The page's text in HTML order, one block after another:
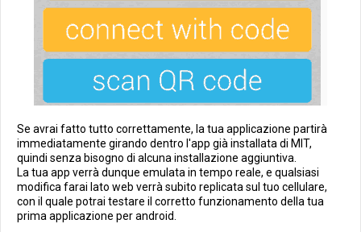
Se avrai fatto tutto correttamente, la tua applicazione partirà
immediatamente girando dentro l'app già installata di MIT,
quindi senza bisogno di alcuna installazione aggiuntiva.
La tua app verrà dunque emulata in tempo reale, e qualsiasi
modifica farai lato web verrà subito replicata sul tuo cellulare,
con il quale potrai testare il corretto funzionamento della tua
prima applicazione per android.